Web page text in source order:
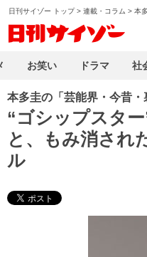
日刊サイゾー トップ> 連載・コラム > 本
本多圭の「芸能界・今昔
“ゴシップスタ
と、もみ消され
ル
お笑い ドラマ 社